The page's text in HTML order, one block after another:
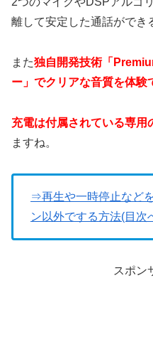
離して安定した通話ができ
また独自開発技術「
ー」でクリアな音質を体験
充電は付属されている専用
ますね。
⇒再生や一時停止など
ン以外でする方法(目次
スポン